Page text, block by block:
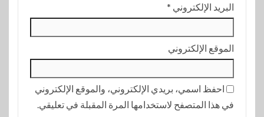
البريد الإلكتروني *
الموقع الإلكتروني
احفظ اسمي، بريدي الإلكتروني، والموقع الإلكتروني
في هذا المتصفح لاستخدامها المرة المقبلة في تعليقي.